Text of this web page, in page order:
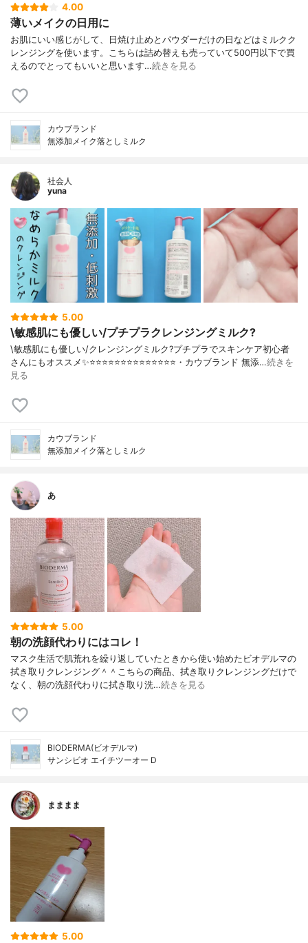
4.00
薄いメイクの日用に
お肌にいい感じがして、日焼け止めとパウダーだけの日などはミルクク
レンジングを使います。こちらは詰め替えも売っていて500円以下で買
えるのでとってもいいと思います…続きを見る
カウブランド
無添加メイク落としミルク
社会人
yuna
5.00
\敏感肌にも優しい/プチプラクレンジングミルク?
\敏感肌にも優しい/クレンジングミルク?プチプラでスキンケア初心者
さんにもオススメ✨⭐️⭐️⭐️⭐️⭐️⭐️⭐️⭐️⭐️⭐️⭐️⭐️⭐️⭐️・カウブランド 無添…続きを
見る
カウブランド
無添加メイク落としミルク
あ
5.00
朝の洗顔代わりにはコレ！
マスク生活で肌荒れを繰り返していたときから使い始めたビオデルマの
拭き取りクレンジング＾＾こちらの商品、拭き取りクレンジングだけで
なく、朝の洗顔代わりに拭き取り洗…続きを見る
BIODERMA(ビオデルマ)
サンシビオ エイチツーオー D
まままま
5.00